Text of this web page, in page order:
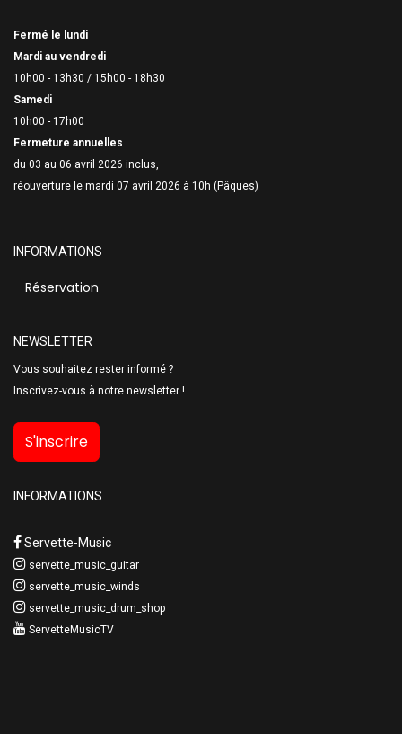
Fermé le lundi
Mardi au vendredi
10h00 - 13h30 / 15h00 - 18h30
Samedi
10h00 - 17h00
Fermeture annuelles
du 03 au 06 avril 2026 inclus,
réouverture le mardi 07 avril 2026 à 10h (Pâques)
INFORMATIONS
Réservation
NEWSLETTER
Vous souhaitez rester informé ?
Inscrivez-vous à notre newsletter !
S'inscrire
INFORMATIONS
Servette-Music
servette_music_guitar
servette_music_winds
servette_music_drum_shop
ServetteMusicTV